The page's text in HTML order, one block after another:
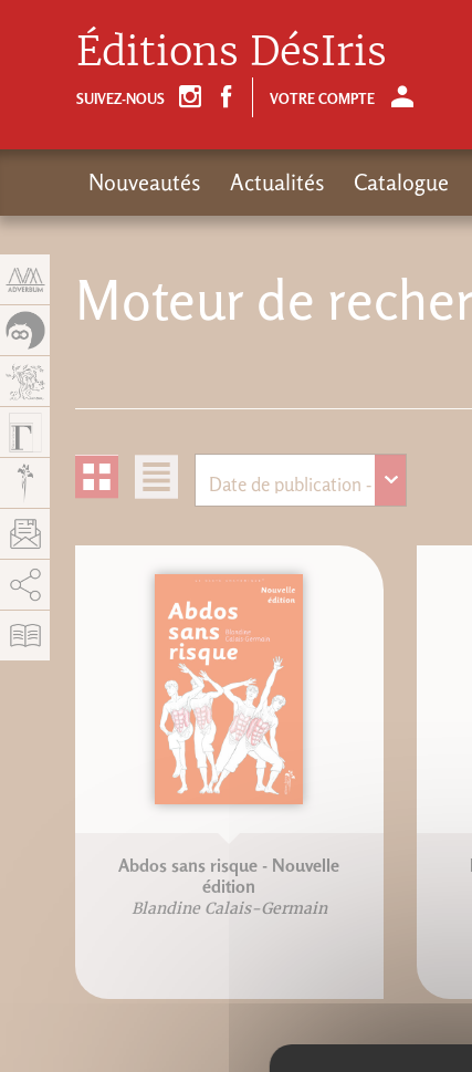
Moteur de
Abdos sans risque - Nouvelle
édition
Blandine Calais-Germain
Éditions DésIris
SUIVEZ-NOUS VOTRE COMPTE
Nouveautés Actualités Catalogue
AddThis est désactivé. Autoriser